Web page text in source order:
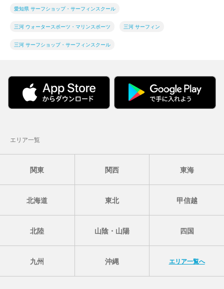
愛知県 サーフショップ・サーフィンスクール
三河 ウォータースポーツ・マリンスポーツ 三河 サーフィン
三河 サーフショップ・サーフィンスクール
エリア一覧
関東 関西 東海
北海道 東北 甲信越
北陸 山陰・山陽 四国
九州 沖縄 エリア一覧へ